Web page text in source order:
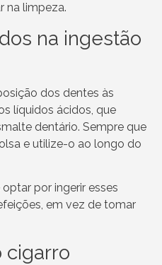
na limpeza.
na ingestão
dos dentes às
líquidos ácidos, que
dentário. Sempre que
e utilize-o ao longo do
por ingerir esses
em vez de tomar
cigarro